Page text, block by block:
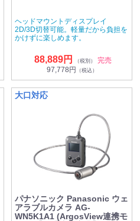
ヘッドマウントディスプレイ
2D/3D切替可能。軽量だから負担を
かけずに楽しめます。
88,889円 （税別）
完売
97,778円 （税込）
大口対応
パナソニック Panasonic ウェ
アラブルカメラ AG-
WN5K1A1 (ArgosView連携モ